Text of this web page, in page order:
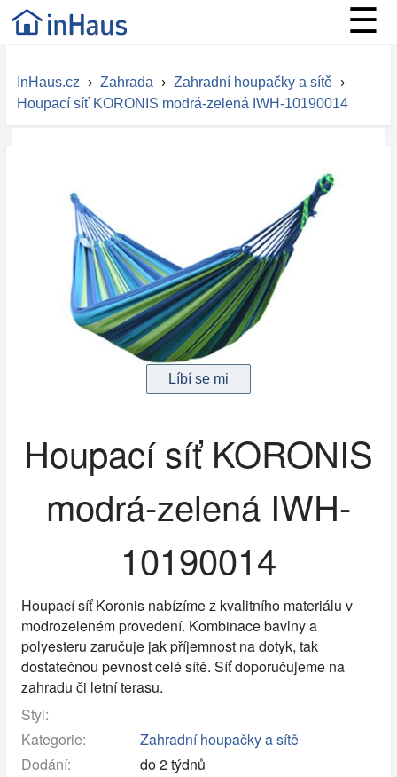
☰
InHaus.cz › Zahrada › Zahradní houpačky a sítě ›
Houpací síť KORONIS modrá-zelená IWH-10190014
Houpací síť KORONIS
modrá-zelená IWH-
10190014
Houpací síť Koronis nabízíme z kvalitního materiálu v
modrozeleném provedení. Kombinace bavlny a
polyesteru zaručuje jak příjemnost na dotyk, tak
dostatečnou pevnost celé sítě. Síť doporučujeme na
zahradu či letní terasu.
Styl:
Kategorie:
Zahradní houpačky a sítě
Dodání:
do 2 týdnů